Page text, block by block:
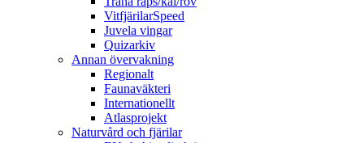
VitfjärilarSpeed
Juvela vingar
Quizarkiv
Annan övervakning
Regionalt
Faunaväkteri
Internationellt
Atlasprojekt
Naturvård och fjärilar